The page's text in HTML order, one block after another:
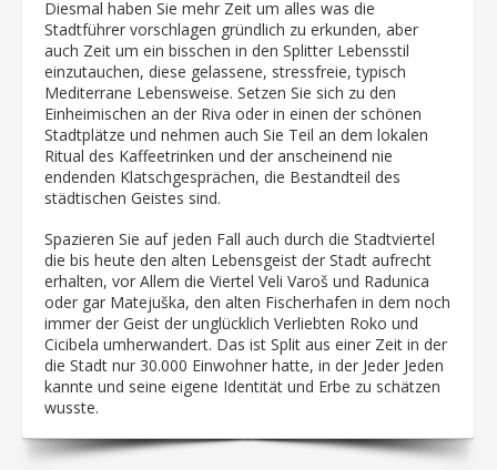
Diesmal haben Sie mehr Zeit um alles was die
Stadtführer vorschlagen gründlich zu erkunden, aber
auch Zeit um ein bisschen in den Splitter Lebensstil
einzutauchen, diese gelassene, stressfreie, typisch
Mediterrane Lebensweise. Setzen Sie sich zu den
Einheimischen an der Riva oder in einen der schönen
Stadtplätze und nehmen auch Sie Teil an dem lokalen
Ritual des Kaffeetrinken und der anscheinend nie
endenden Klatschgesprächen, die Bestandteil des
städtischen Geistes sind.
Spazieren Sie auf jeden Fall auch durch die Stadtviertel
die bis heute den alten Lebensgeist der Stadt aufrecht
erhalten, vor Allem die Viertel Veli Varoš und Radunica
oder gar Matejuška, den alten Fischerhafen in dem noch
immer der Geist der unglücklich Verliebten Roko und
Cicibela umherwandert. Das ist Split aus einer Zeit in der
die Stadt nur 30.000 Einwohner hatte, in der Jeder Jeden
kannte und seine eigene Identität und Erbe zu schätzen
wusste.